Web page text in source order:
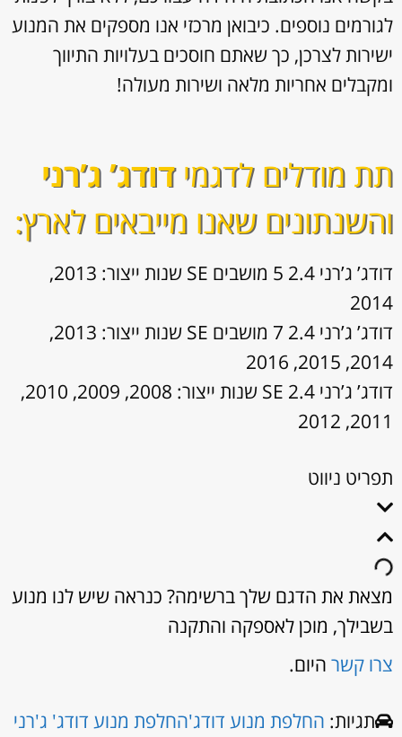
לגורמים נוספים. כיבואן מרכזי אנו מספקים את המנוע
ישירות לצרכן, כך שאתם חוסכים בעלויות התיווך
ומקבלים אחריות מלאה ושירות מעולה!
תת מודלים לדגמידודג’ ג’רני
והשנתונים שאנו מייבאים לארץ:
דודג’ ג’רני 2.4 5 מושבים SE שנות ייצור: 2013,
2014
דודג’ ג’רני 2.4 7 מושבים SE שנות ייצור: 2013,
2014, 2015, 2016
דודג’ ג’רני 2.4 SE שנות ייצור: 2008, 2009, 2010,
2011, 2012
תפריט ניווט
מצאת את הדגם שלך ברשימה? כנראה שיש לנו מנוע
בשבילך, מוכן לאספקה והתקנה
צרו קשר היום.
תגיות: החלפת מנוע דודג'החלפת מנוע דודג' ג'רני